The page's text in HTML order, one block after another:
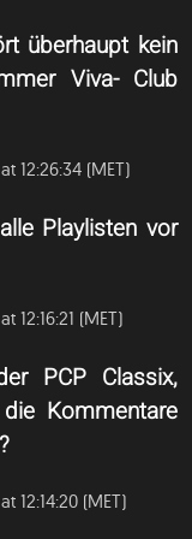
überhaupt kein
Viva- Club
12:26:34 (MET)
Playlisten vor
12:16:21 (MET)
PCP Classix,
Kommentare
12:14:20 (MET)